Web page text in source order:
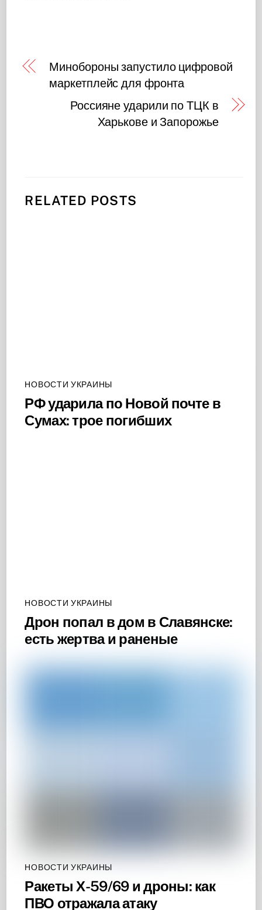
Минобороны запустило цифровой
маркетплейс для фронта
Россияне ударили по ТЦК в
Харькове и Запорожье
RELATED POSTS
НОВОСТИ УКРАИНЫ
РФ ударила по Новой почте в
Сумах: трое погибших
НОВОСТИ УКРАИНЫ
Дрон попал в дом в Славянске:
есть жертва и раненые
НОВОСТИ УКРАИНЫ
Ракеты Х-59/69 и дроны: как
ПВО отражала атаку